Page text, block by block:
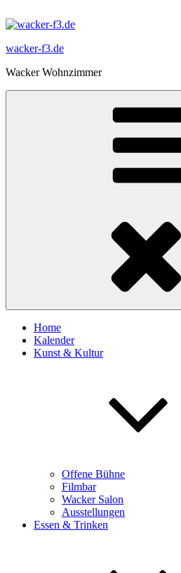
Inhalt
wacker-f3.de
Wacker Wohnzimmer
Home
Kalender
Kunst & Kultur
Offene Bühne
Filmbar
Wacker Salon
Ausstellungen
Essen & Trinken